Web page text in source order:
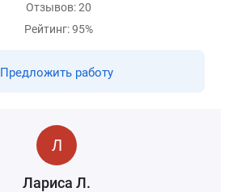
Отзывов: 20
Рейтинг: 95%
Предложить работу
Лариса Л.